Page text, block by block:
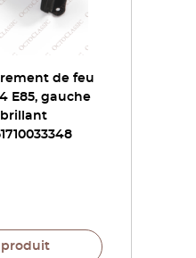
de feu
E85, gauche
produit